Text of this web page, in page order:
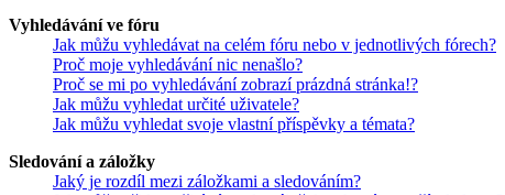
Vyhledávání ve fóru
Jak můžu vyhledávat na celém fóru nebo v jednotlivých fórech?
Proč moje vyhledávání nic nenašlo?
Proč se mi po vyhledávání zobrazí prázdná stránka!?
Jak můžu vyhledat určité uživatele?
Jak můžu vyhledat svoje vlastní příspěvky a témata?
Sledování a záložky
Jaký je rozdíl mezi záložkami a sledováním?